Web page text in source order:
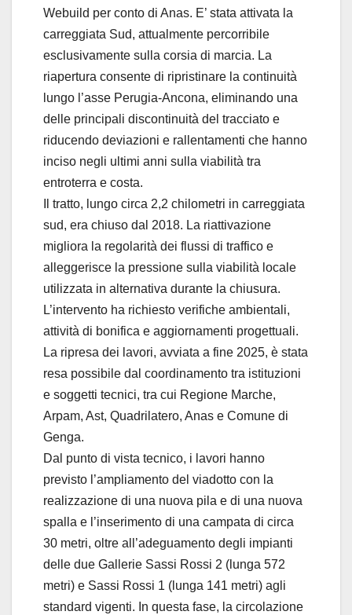
Webuild per conto di Anas. E’ stata attivata la
carreggiata Sud, attualmente percorribile
esclusivamente sulla corsia di marcia. La
riapertura consente di ripristinare la continuità
lungo l’asse Perugia-Ancona, eliminando una
delle principali discontinuità del tracciato e
riducendo deviazioni e rallentamenti che hanno
inciso negli ultimi anni sulla viabilità tra
entroterra e costa.
Il tratto, lungo circa 2,2 chilometri in carreggiata
sud, era chiuso dal 2018. La riattivazione
migliora la regolarità dei flussi di traffico e
alleggerisce la pressione sulla viabilità locale
utilizzata in alternativa durante la chiusura.
L’intervento ha richiesto verifiche ambientali,
attività di bonifica e aggiornamenti progettuali.
La ripresa dei lavori, avviata a fine 2025, è stata
resa possibile dal coordinamento tra istituzioni
e soggetti tecnici, tra cui Regione Marche,
Arpam, Ast, Quadrilatero, Anas e Comune di
Genga.
Dal punto di vista tecnico, i lavori hanno
previsto l’ampliamento del viadotto con la
realizzazione di una nuova pila e di una nuova
spalla e l’inserimento di una campata di circa
30 metri, oltre all’adeguamento degli impianti
delle due Gallerie Sassi Rossi 2 (lunga 572
metri) e Sassi Rossi 1 (lunga 141 metri) agli
standard vigenti. In questa fase, la circolazione